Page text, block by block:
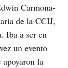
Carmona-
de la CCIJ,
Iba a ser en
un evento
la